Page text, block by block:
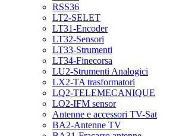
RSS36
LT2-SELET
LT31-Encoder
LT32-Sensori
LT33-Strumenti
LT34-Finecorsa
LU2-Strumenti Analogici
LX2-TA trasformatori
LQ2-TELEMECANIQUE
LO2-IFM sensor
Antenne e accessori TV-Sat
BA2-Antenne TV